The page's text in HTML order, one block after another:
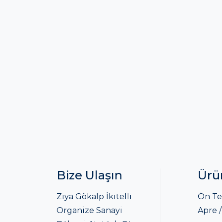
Bize Ulaşın
Ziya Gökalp İkitelli
Organize Sanayi
Ön
Apre